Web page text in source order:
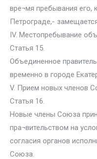
вре¬мя пребывания его,
Петрограде,-
IV. Местопребывание
Статья 15.
Объединенное
временно в городе
V. Прием новых членов
Статья 16.
Новые члены Союза
пра¬вительством на
согласия органов
Союза.